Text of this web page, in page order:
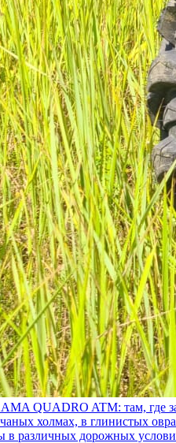
QUADRO ATM: там, где
холмах, в глинистых
в различных дорожных